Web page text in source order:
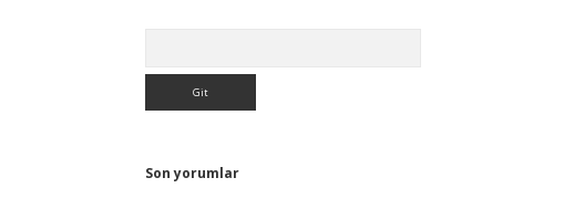
Son yorumlar